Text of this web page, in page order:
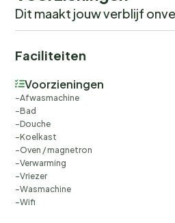
Dit maakt jouw verblijf
Faciliteiten
Voorzieningen
Afwasmachine
Bad
Douche
Koelkast
Oven / magnetron
Verwarming
Vriezer
Wasmachine
Wifi